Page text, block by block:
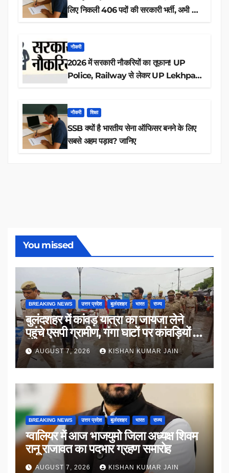
लिए निकली 406 पदों की सरकारी भर्ती, अभी करें
नौकरी
2026 में सरकारी नौकरियों का तूफान! UP
Police, Railway से लेकर UP Lekhpal
नौकरी शिक्षा
SSB क्यों है भारतीय सेना ऑफिसर बनने के लिए
सबसे अहम पड़ाव? जानिए
You missed
BREAKING NEWS उत्तर प्रदेश बुलंदशहर भारत राज्य
बुलंदशहर में कांवड़ यात्रा का जायजा लेने
पहुंचे एसपी ग्रामीण, गंगा घाटों पर कांवड़ियों से
किया संवाद
AUGUST 7, 2026 KISHAN KUMAR JAIN
BREAKING NEWS उत्तर प्रदेश बुलंदशहर भारत राज्य
ग्वालियर में आज भाजयुमो जिला अध्यक्ष शिवम
रानू राजावत का पदभार ग्रहण समारोह
AUGUST 7, 2026 KISHAN KUMAR JAIN